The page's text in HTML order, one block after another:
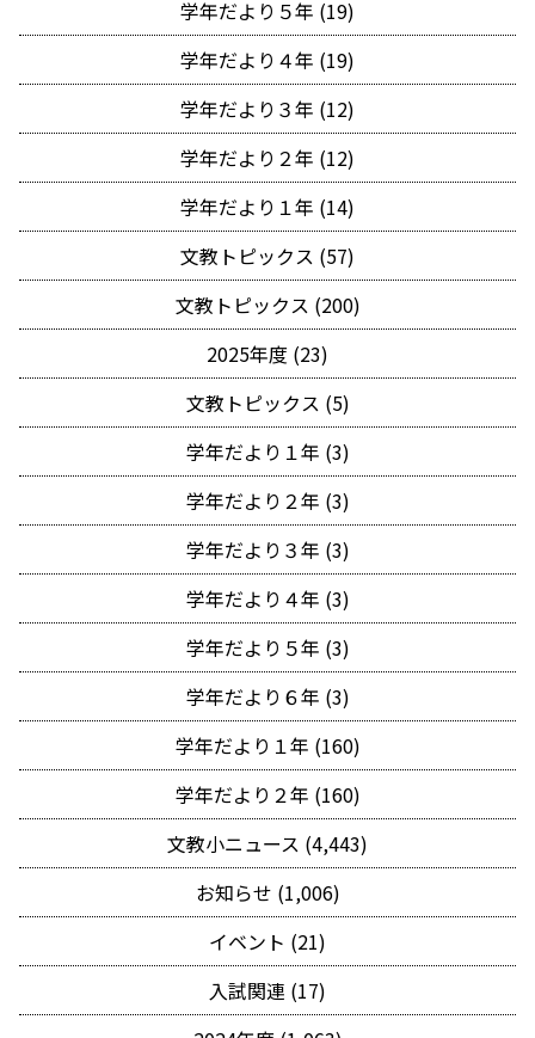
学年だより５年 (19)
学年だより４年 (19)
学年だより３年 (12)
学年だより２年 (12)
学年だより１年 (14)
文教トピックス (57)
文教トピックス (200)
2025年度 (23)
文教トピックス (5)
学年だより１年 (3)
学年だより２年 (3)
学年だより３年 (3)
学年だより４年 (3)
学年だより５年 (3)
学年だより６年 (3)
学年だより１年 (160)
学年だより２年 (160)
文教小ニュース (4,443)
お知らせ (1,006)
イベント (21)
入試関連 (17)